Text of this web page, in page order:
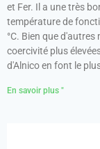
et Fer. Il a une très
température de
°C. Bien que
coercivité plus
d'Alnico en font le
En savoir plus "